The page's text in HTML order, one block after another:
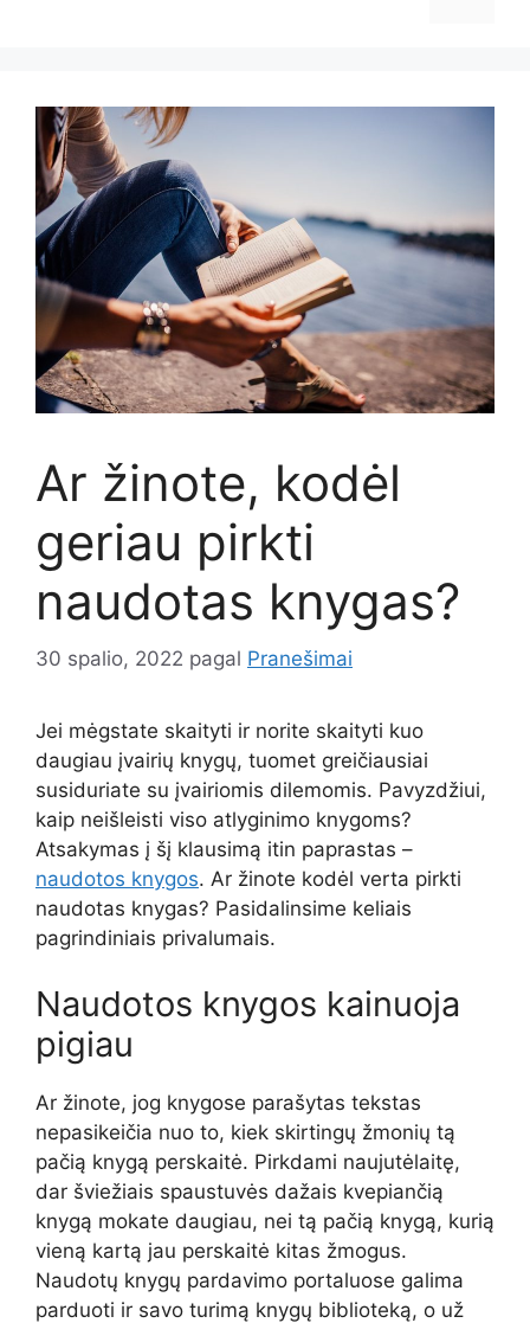
Ar žinote, kodėl
geriau pirkti
naudotas knygas?
30 spalio, 2022 pagal Pranešimai
Jei mėgstate skaityti ir norite skaityti kuo
daugiau įvairių knygų, tuomet greičiausiai
susiduriate su įvairiomis dilemomis. Pavyzdžiui,
kaip neišleisti viso atlyginimo knygoms?
Atsakymas į šį klausimą itin paprastas –
naudotos knygos. Ar žinote kodėl verta pirkti
naudotas knygas? Pasidalinsime keliais
pagrindiniais privalumais.
Naudotos knygos kainuoja
pigiau
Ar žinote, jog knygose parašytas tekstas
nepasikeičia nuo to, kiek skirtingų žmonių tą
pačią knygą perskaitė. Pirkdami naujutėlaitę,
dar šviežiais spaustuvės dažais kvepiančią
knygą mokate daugiau, nei tą pačią knygą, kurią
vieną kartą jau perskaitė kitas žmogus.
Naudotų knygų pardavimo portaluose galima
parduoti ir savo turimą knygų biblioteką, o už